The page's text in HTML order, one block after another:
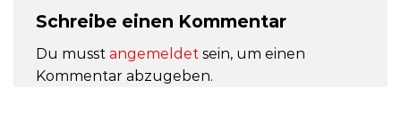
Schreibe einen Kommentar
Du musst angemeldet sein, um einen
Kommentar abzugeben.